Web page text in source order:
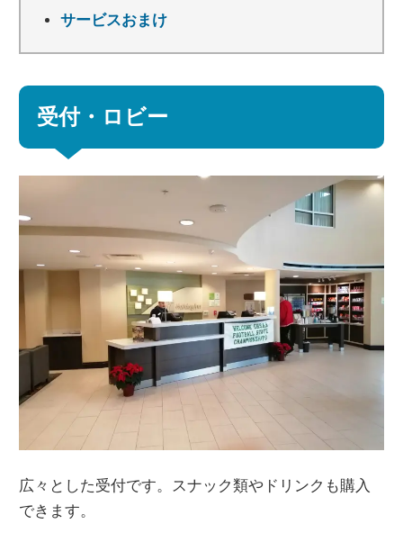
サービスおまけ
受付・ロビー
広々とした受付です。スナック類やドリンクも購入
できます。